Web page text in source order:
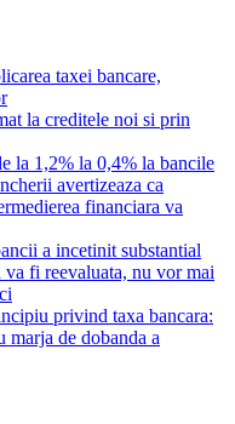
taxei bancare,
la creditele noi si prin
la 1,2% la 0,4% la bancile
avertizeaza ca
financiara va
a incetinit substantial
va fi reevaluata, nu vor mai
privind taxa bancara:
de dobanda a